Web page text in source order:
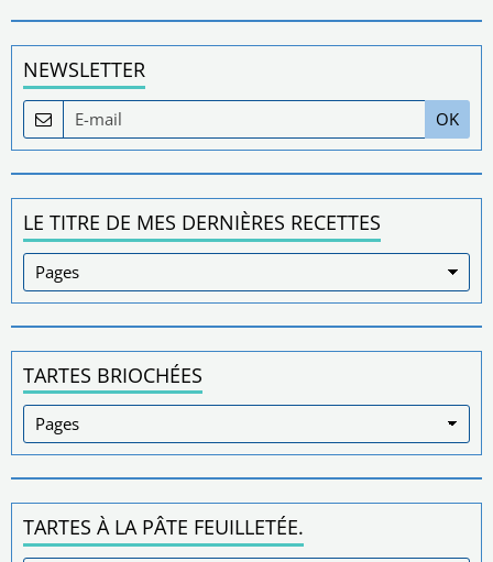
NEWSLETTER
OK
LE TITRE DE MES DERNIÈRES RECETTES
TARTES BRIOCHÉES
TARTES À LA PÂTE FEUILLETÉE.